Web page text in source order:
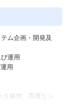
ム企画・開発及
運用
用
タ保持、高度なシ